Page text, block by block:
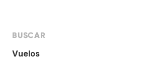
BUSCAR
Vuelos